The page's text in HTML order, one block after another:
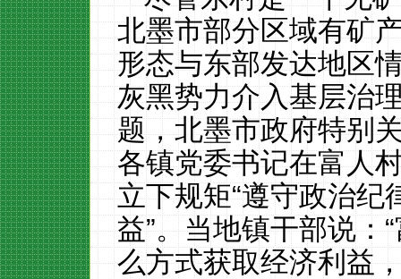
北墨市部分区域有矿
形态与东部发达地区
灰黑势力介入基层治
题，北墨市政府特别
各镇党委书记在富人
立下规矩“遵守政治纪
益”。当地镇干部说：
么方式获取经济利益